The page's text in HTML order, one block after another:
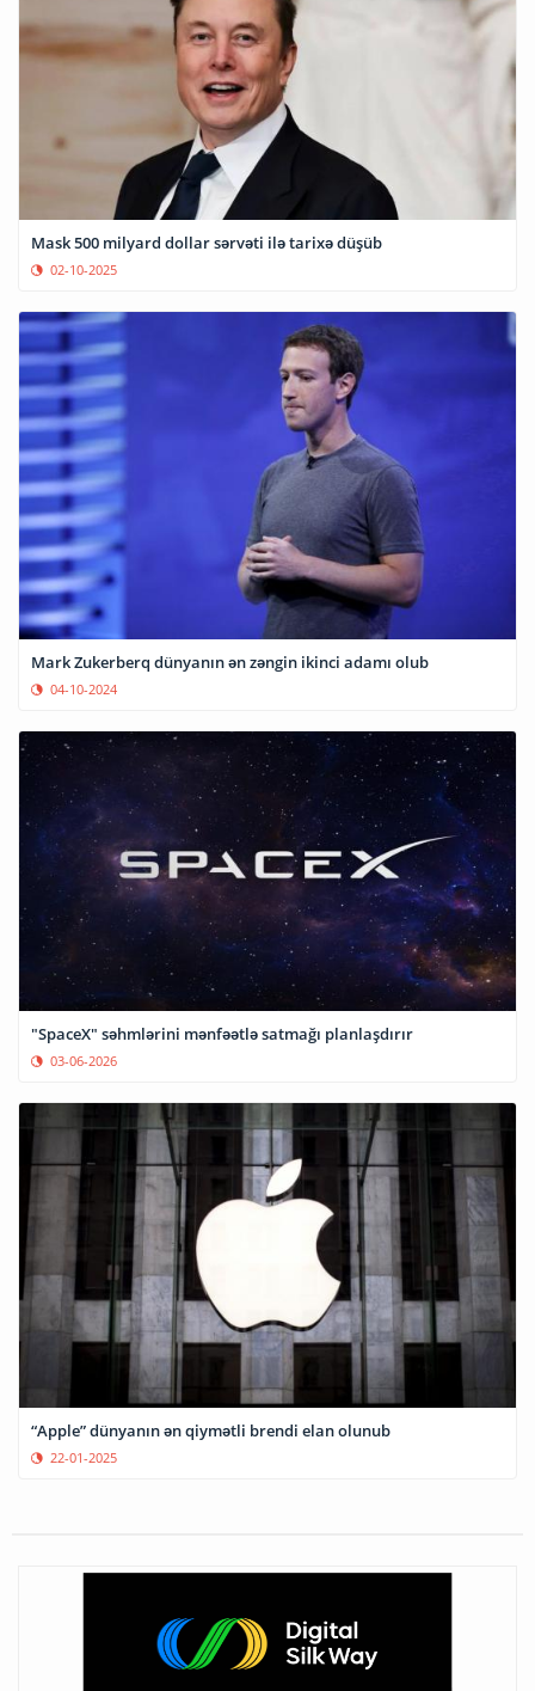
Mask 500 milyard dollar sərvəti ilə tarixə düşüb
02-10-2025
Mark Zukerberq dünyanın ən zəngin ikinci adamı olub
04-10-2024
"SpaceX" səhmlərini mənfəətlə satmağı planlaşdırır
03-06-2026
“Apple” dünyanın ən qiymətli brendi elan olunub
22-01-2025